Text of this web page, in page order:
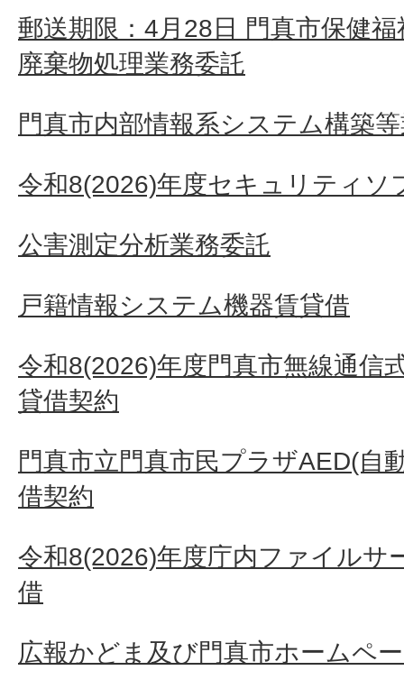
郵送期限：4月28日 門真市保健
廃棄物処理業務委託
門真市内部情報系システム構築
令和8(2026)年度セキュリティソ
公害測定分析業務委託
戸籍情報システム機器賃貸借
令和8(2026)年度門真市無線通信
貸借契約
門真市立門真市民プラザAED(自
借契約
令和8(2026)年度庁内ファイルサ
借
広報かどま及び門真市ホームペ